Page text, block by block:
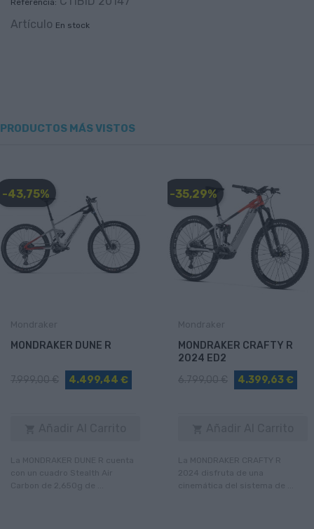
Referencia:
Artículo En stock
PRODUCTOS MÁS VISTOS
-43,75%
MONDRAKER DUNE R
4.499,44 €
-35,29%
MONDRAKER CRAFTY R
2024 ED2
4.399,63 €